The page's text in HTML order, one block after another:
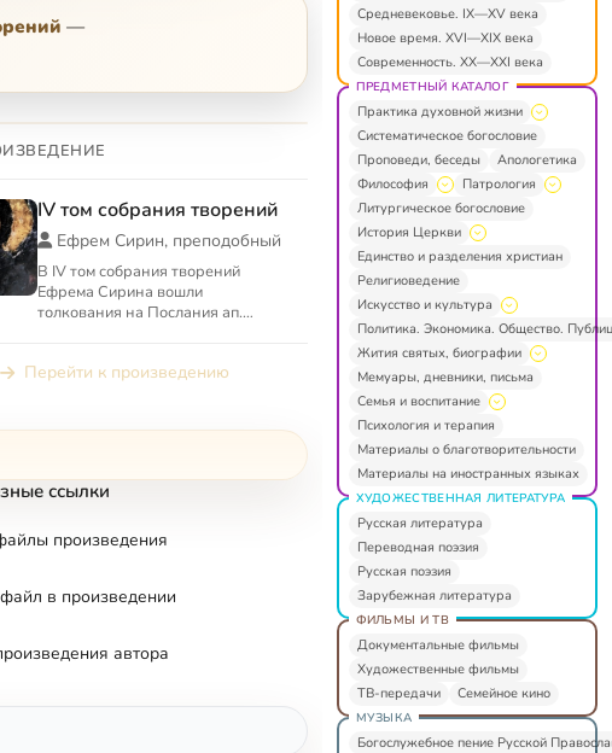
—
IV том собрания творений
Ефрем Сирин, преподобный
В IV том собрания творений
Ефрема Сирина вошли
толкования на Послания ап.
Перейти к произведению
ссылки
произведения
в произведении
автора
Средневековье. IX—XV века
Новое время. XVI—XIX века
Современность. XX—XXI века
ПРЕДМЕТНЫЙ КАТАЛОГ
Практика духовной жизни
Систематическое богословие
Проповеди, беседы
Апологетика
Философия
Патрология
Литургическое богословие
История Церкви
Единство и разделения христиан
Религиоведение
Искусство и культура
Политика. Экономика. Общество.
Жития святых, биографии
Мемуары, дневники, письма
Семья и воспитание
Психология и терапия
Материалы о благотворительности
Материалы на иностранных языках
ХУДОЖЕСТВЕННАЯ ЛИТЕРАТУРА
Русская литература
Переводная поэзия
Русская поэзия
Зарубежная литература
ФИЛЬМЫ И ТВ
Документальные фильмы
Художественные фильмы
ТВ-передачи
Семейное кино
МУЗЫКА
Богослужебное пение Русской